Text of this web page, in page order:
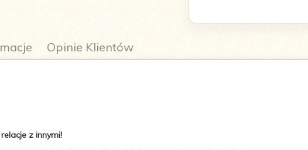
Opinie Klientów
z innymi!